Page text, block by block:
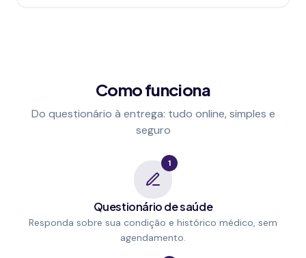
Como funciona
Do questionário à entrega: tudo online, simples e
seguro
1
Questionário de saúde
Responda sobre sua condição e histórico médico, sem
agendamento.